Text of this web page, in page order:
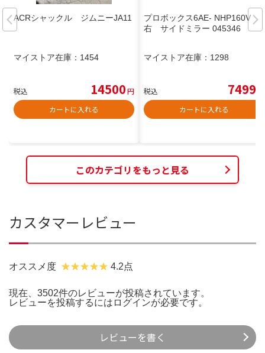
ACRシャックル ジムニーJA11
マイストア在庫： 1454
税込 14500円
カートに入れる
プロボックス6AE- NHP160V
右 サイドミラー 045346
マイストア在庫： 1298
税込 7499
カートに入れる
このカテゴリをもっと見る
カスタマーレビュー
オススメ度 4.2点
現在、3502件のレビューが投稿されています。
レビューを投稿するには ログインが必要です。
レビューを書く